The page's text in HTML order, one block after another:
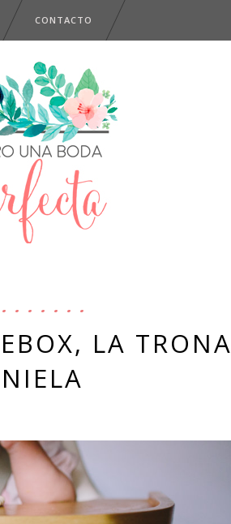
CONTACTO
LA TRONA